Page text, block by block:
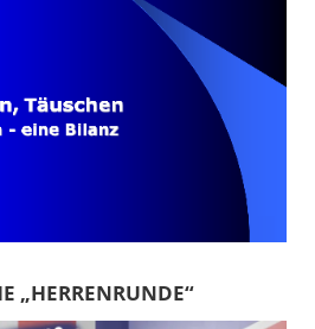
„HERRENRUNDE“